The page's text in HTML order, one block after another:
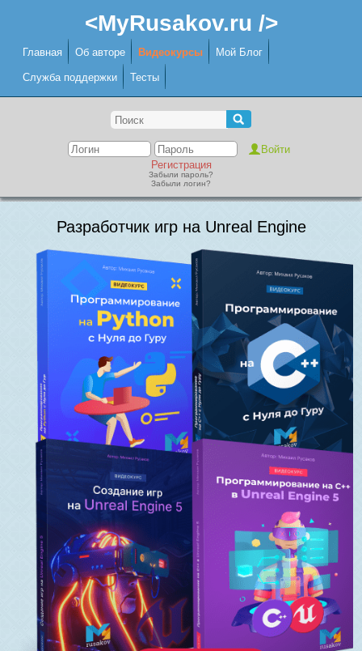
<MyRusakov.ru />
Главная Об авторе Видеокурсы Мой Блог
Служба поддержки Тесты
Регистрация
Забыли пароль?
Забыли логин?
Разработчик игр на Unreal Engine